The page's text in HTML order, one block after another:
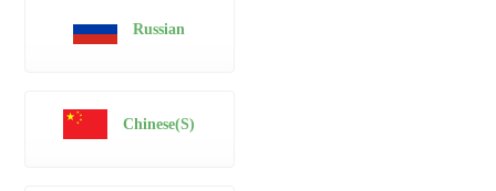
Russian
Chinese(S)